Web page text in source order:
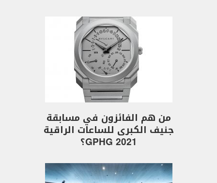
من هم الفائزون في مسابقة
جنيف الكبرى للساعات الراقية
GPHG 2021؟